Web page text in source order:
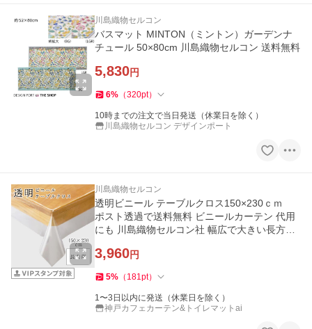
川島織物セルコン
バスマット MINTON（ミントン）ガーデンナ
チュール 50×80cm 川島織物セルコン 送料無料
5,830円
6% （320pt）
10時までの注文で当日発送（休業日を除く）
川島織物セルコン デザインポート
川島織物セルコン
透明ビニール テーブルクロス150×230ｃｍ
ポスト透過で送料無料 ビニールカーテン 代用
にも 川島織物セルコン社 幅広で大きい長方形
3,960円
5% （ 181pt）
1〜3日以内に発送（休業日を除く）
神戸カフェカーテン&トイレマットai